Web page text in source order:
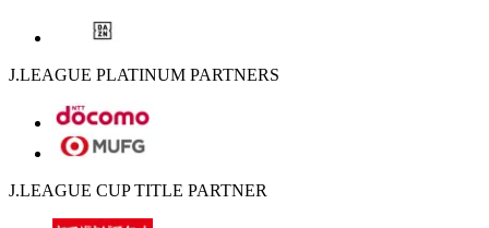
J.LEAGUE PLATINUM PARTNERS
J.LEAGUE CUP TITLE PARTNER